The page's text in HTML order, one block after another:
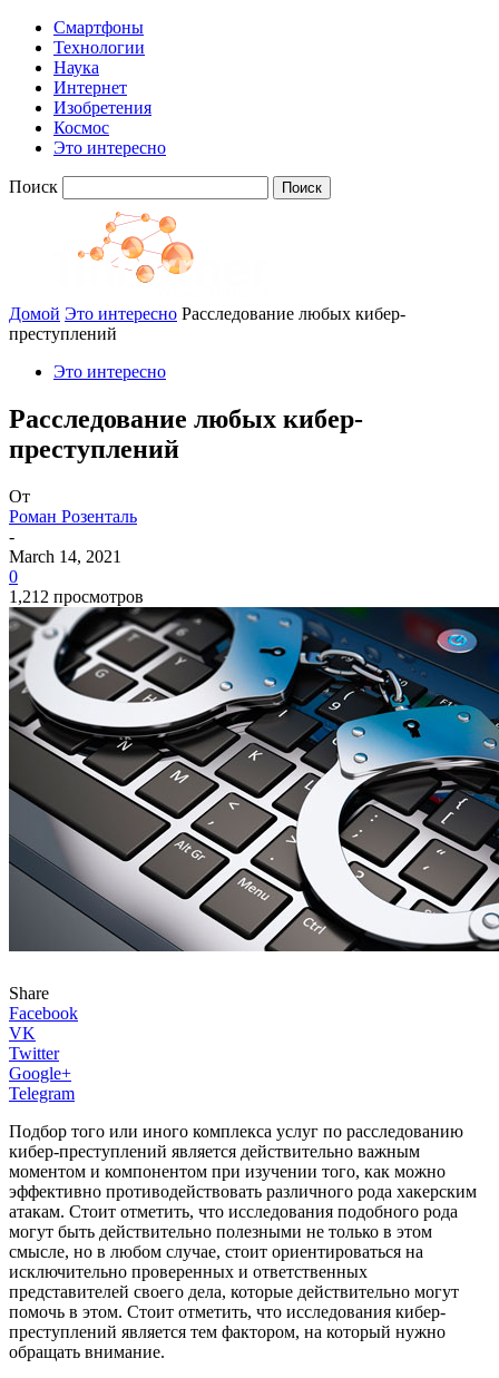
Смартфоны
Технологии
Наука
Интернет
Изобретения
Космос
Это интересно
Поиск
Домой Это интересно Расследование любых кибер-
преступлений
Это интересно
Расследование любых кибер-
преступлений
От
Роман Розенталь
-
March 14, 2021
0
1,212 просмотров
Share
Facebook
VK
Twitter
Google+
Telegram
Подбор того или иного комплекса услуг по расследованию
кибер-преступлений является действительно важным
моментом и компонентом при изучении того, как можно
эффективно противодействовать различного рода хакерским
атакам. Стоит отметить, что исследования подобного рода
могут быть действительно полезными не только в этом
смысле, но в любом случае, стоит ориентироваться на
исключительно проверенных и ответственных
представителей своего дела, которые действительно могут
помочь в этом. Стоит отметить, что исследования кибер-
преступлений является тем фактором, на который нужно
обращать внимание.